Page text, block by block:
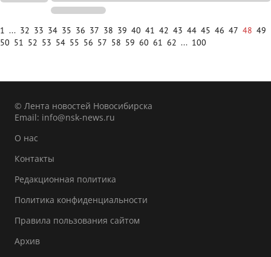
1 ... 32 33 34 35 36 37 38 39 40 41 42 43 44 45 46 47 48 49
50 51 52 53 54 55 56 57 58 59 60 61 62 ... 100
© Лента новостей Новосибирска
Email: info@nsk-news.ru
О нас
Контакты
Редакционная политика
Политика конфиденциальности
Правила пользования сайтом
Архив